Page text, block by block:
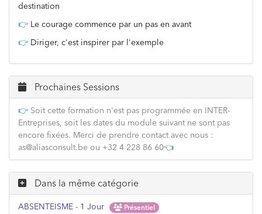
destination
👉 Le courage commence par un pas en avant
👉 Diriger, c'est inspirer par l'exemple
Prochaines Sessions
👉 Soit cette formation n'est pas programmée en INTER-
Entreprises, soit les dates du module suivant ne sont pas
encore fixées. Merci de prendre contact avec nous :
as@aliasconsult.be ou +32 4 228 86 60👈
Dans la même catégorie
ABSENTEISME - 1 Jour Présentiel